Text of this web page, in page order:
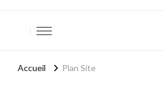
Accueil Plan Site